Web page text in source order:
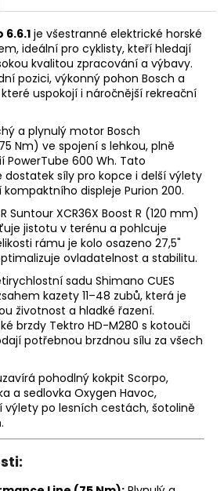
6.6.1 je všestranné elektrické horské
ideální pro cyklisty, kteří hledají
kvalitou zpracování a výbavy.
pozici, výkonný pohon Bosch a
uspokojí i náročnější rekreační
a plynulý motor Bosch
Nm) ve spojení s lehkou, plně
600 Wh. Tato
síly pro kopce i delší výlety
displeje Purion 200.
Suntour XCR36X Boost R (120 mm)
jistotu v terénu a pohlcuje
rámu je kolo osazeno 27,5"
ovladatelnost a stabilitu.
sadu Shimano CUES
kazety 11–48 zubů, která je
životnost a hladké řazení.
brzdy Tektro HD-M280 s kotouči
potřebnou brzdnou sílu za všech
pohodlný kokpit Scorpo,
a sedlovka Oxygen Havoc,
výlety po lesních cestách, šotolině